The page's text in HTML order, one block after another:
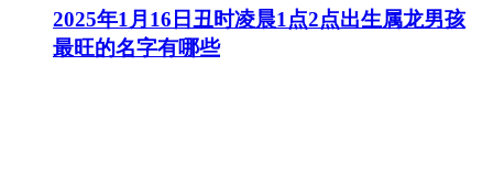
2025年1月16日丑时凌晨1点2点出生属龙男孩
最旺的名字有哪些